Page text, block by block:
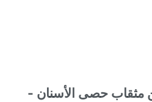
مثقاب حصى الأسنان